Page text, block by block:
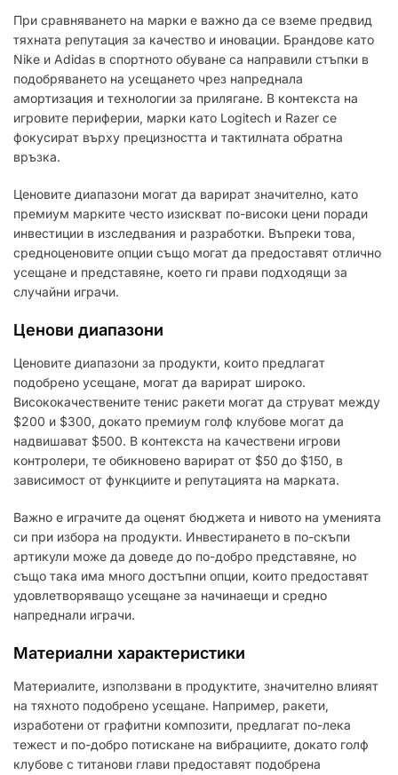
При сравняването на марки е важно да се вземе предвид
тяхната репутация за качество и иновации. Брандове като
Nike и Adidas в спортното обуване са направили стъпки в
подобряването на усещането чрез напреднала
амортизация и технологии за прилягане. В контекста на
игровите периферии, марки като Logitech и Razer се
фокусират върху прецизността и тактилната обратна
връзка.
Ценовите диапазони могат да варират значително, като
премиум марките често изискват по-високи цени поради
инвестиции в изследвания и разработки. Въпреки това,
средноценовите опции също могат да предоставят отлично
усещане и представяне, което ги прави подходящи за
случайни играчи.
Ценови диапазони
Ценовите диапазони за продукти, които предлагат
подобрено усещане, могат да варират широко.
Висококачествените тенис ракети могат да струват между
$200 и $300, докато премиум голф клубове могат да
надвишават $500. В контекста на качествени игрови
контролери, те обикновено варират от $50 до $150, в
зависимост от функциите и репутацията на марката.
Важно е играчите да оценят бюджета и нивото на уменията
си при избора на продукти. Инвестирането в по-скъпи
артикули може да доведе до по-добро представяне, но
също така има много достъпни опции, които предоставят
удовлетворяващо усещане за начинаещи и средно
напреднали играчи.
Материални характеристики
Материалите, използвани в продуктите, значително влияят
на тяхното подобрено усещане. Например, ракети,
изработени от графитни композити, предлагат по-лека
тежест и по-добро потискане на вибрациите, докато голф
клубове с титанови глави предоставят подобрена